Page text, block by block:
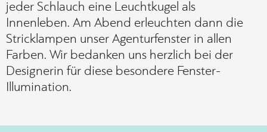
jeder Schlauch eine Leuchtkugel als
Innenleben. Am Abend erleuchten dann die
Stricklampen unser Agenturfenster in allen
Farben. Wir bedanken uns herzlich bei der
Designerin für diese besondere Fenster-
Illumination.